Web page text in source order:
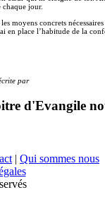
jour.
moyens concrets
en place l’habitude de la
par
d'Evangile
| Qui sommes nous